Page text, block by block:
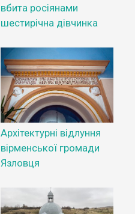
вбита росіянами
шестирічна дівчинка
Архітектурні відлуння
вірменської громади
Язловця